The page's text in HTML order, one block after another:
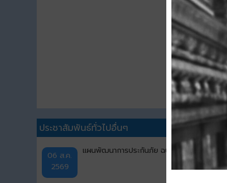
ประชาสัมพันธ์ทั่วไปอื่นๆ
06 ส.ค.
2569
แผนพัฒนาการประกันภัย ฉบับที่ 5 (พ.ศ.